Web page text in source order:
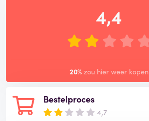
Bestelproces
4,7
4,4
20% zou hier weer kopen